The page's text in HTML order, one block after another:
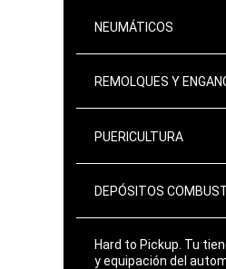
NEUMÁTICOS
REMOLQUES Y
PUERICULTURA
DEPÓSITOS
Hard to Pickup. Tu
y equipación del